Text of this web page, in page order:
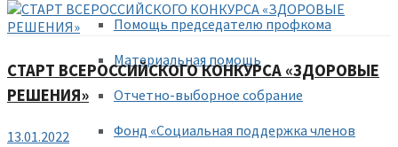
Помощь председателю профкома
Материальная помощь
Отчетно-выборное собрание
Фонд «Социальная поддержка членов
СТАРТ ВСЕРОССИЙСКОГО КОНКУРСА «ЗДОРОВЫЕ
РЕШЕНИЯ»
13.01.2022